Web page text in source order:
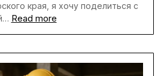
края, я хочу поделиться с
Read more